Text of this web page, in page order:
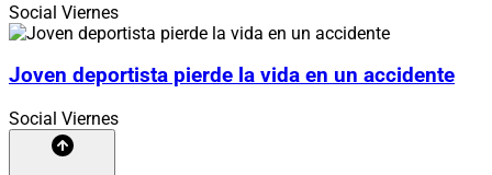
Social Viernes
Joven deportista pierde la vida en un accidente
Social Viernes